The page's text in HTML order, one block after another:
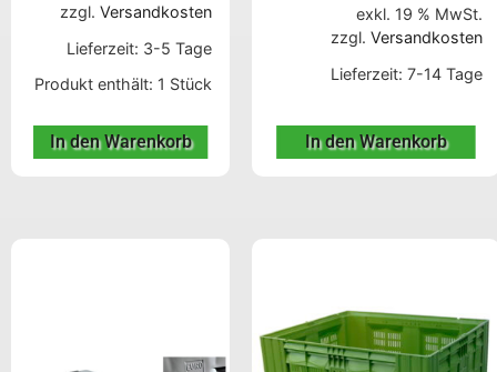
zzgl. Versandkosten
Lieferzeit: 3-5 Tage
Produkt enthält: 1 Stück
In den Warenkorb
exkl. 19 % MwSt.
zzgl. Versandkosten
Lieferzeit: 7-14 Tage
In den Warenkorb